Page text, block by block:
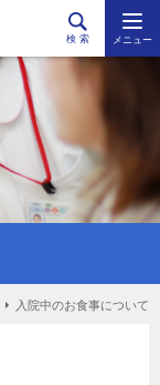
検 索 メニュー
入院中のお食事について